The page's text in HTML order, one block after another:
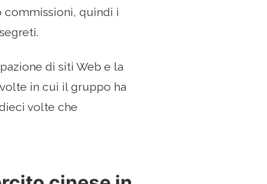
commissioni, quindi i
di siti Web e la
in cui il gruppo ha
volte che